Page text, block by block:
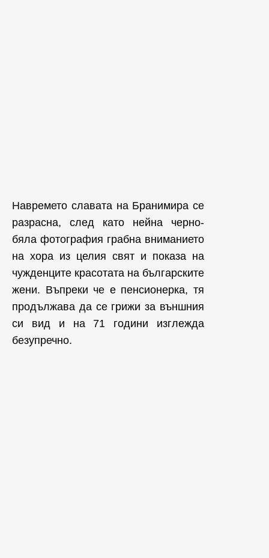
Навремето славата на Бранимира се
разрасна, след като нейна черно-
бяла фотография грабна вниманието
на хора из целия свят и показа на
чужденците красотата на българските
жени. Въпреки че е пенсионерка, тя
продължава да се грижи за външния
си вид и на 71 години изглежда
безупречно.